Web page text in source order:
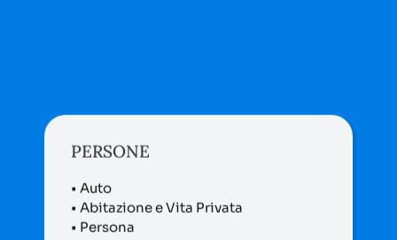
• Previdenza
Leggi di più